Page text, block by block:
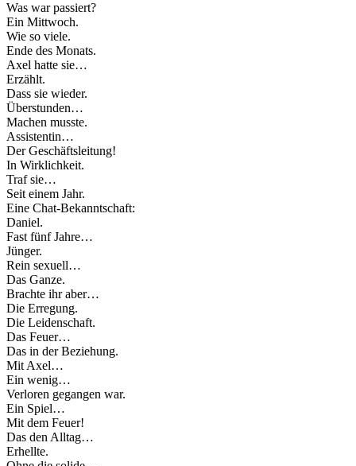
Was war passiert?
Ein Mittwoch.
Wie so viele.
Ende des Monats.
Axel hatte sie…
Erzählt.
Dass sie wieder.
Überstunden…
Machen musste.
Assistentin…
Der Geschäftsleitung!
In Wirklichkeit.
Traf sie…
Seit einem Jahr.
Eine Chat-Bekanntschaft:
Daniel.
Fast fünf Jahre…
Jünger.
Rein sexuell…
Das Ganze.
Brachte ihr aber…
Die Erregung.
Die Leidenschaft.
Das Feuer…
Das in der Beziehung.
Mit Axel…
Ein wenig…
Verloren gegangen war.
Ein Spiel…
Mit dem Feuer!
Das den Alltag…
Erhellte.